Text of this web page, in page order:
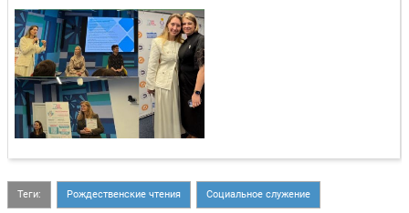
Теги: Рождественские чтения Социальное служение